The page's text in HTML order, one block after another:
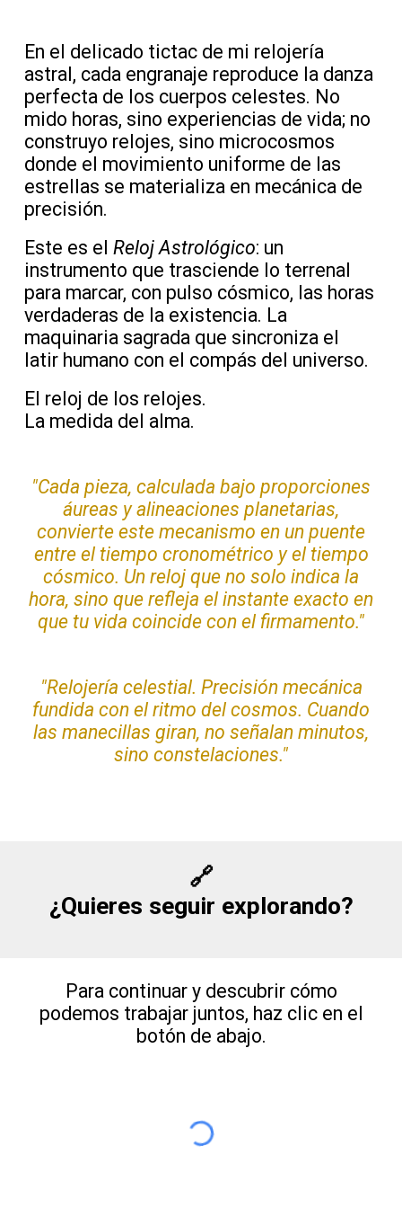
En el delicado tictac de mi relojería
astral, cada engranaje reproduce la danza
perfecta de los cuerpos celestes. No
mido horas, sino experiencias de vida; no
construyo relojes, sino microcosmos
donde el movimiento uniforme de las
estrellas se materializa en mecánica de
precisión.
Este es elReloj Astrológico: un
instrumento que trasciende lo terrenal
para marcar, con pulso cósmico, las horas
verdaderas de la existencia. La
maquinaria sagrada que sincroniza el
latir humano con el compás del universo.
El reloj de los relojes.
La medida del alma.
"Cada pieza, calculada bajo proporciones
áureas y alineaciones planetarias,
convierte este mecanismo en un puente
entre el tiempo cronométrico y el tiempo
cósmico. Un reloj que no solo indica la
hora, sino que refleja el instante exacto en
que tu vida coincide con el firmamento."
"Relojería celestial. Precisión mecánica
fundida con el ritmo del cosmos. Cuando
las manecillas giran, no señalan minutos,
sino constelaciones."
🔗
¿Quieres seguir explorando?
Para continuar y descubrir cómo
podemos trabajar juntos, haz clic en el
botón de abajo.